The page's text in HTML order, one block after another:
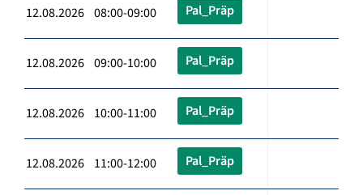
12.08.2026 08:00-09:00 Pal_Präp
12.08.2026 09:00-10:00 Pal_Präp
12.08.2026 10:00-11:00 Pal_Präp
12.08.2026 11:00-12:00 Pal_Präp